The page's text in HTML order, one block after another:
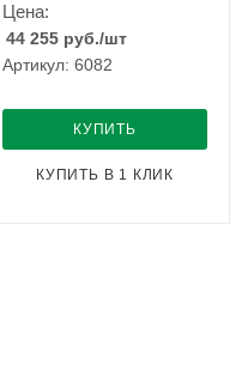
Цена:
44 255 руб./шт
Артикул: 6082
КУПИТЬ
КУПИТЬ В 1 КЛИК